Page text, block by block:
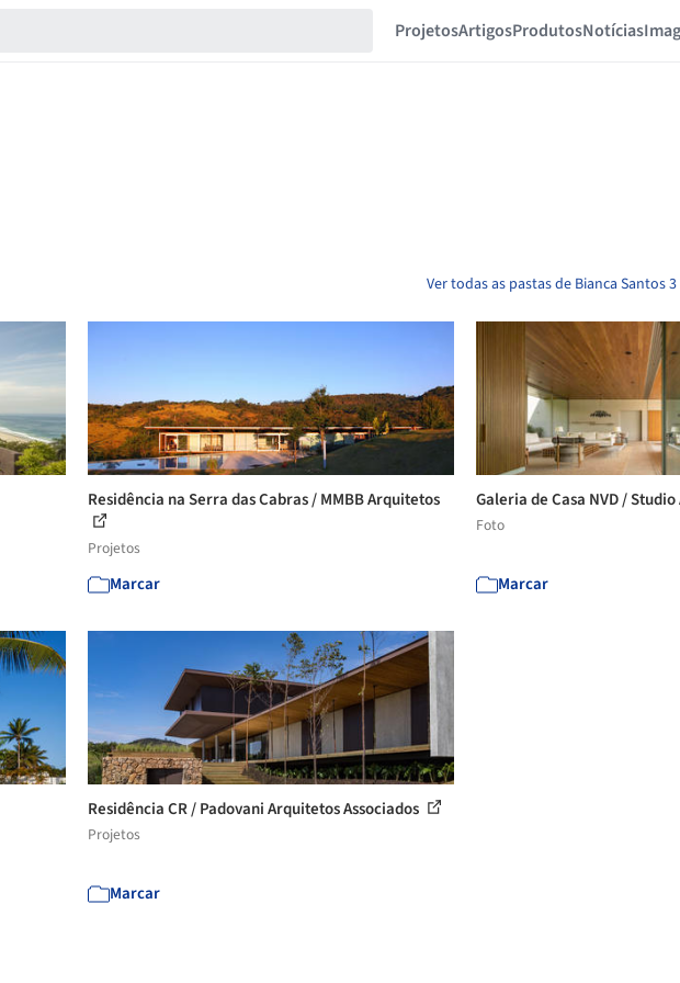
ProjetosArtigosProdutosNotícias
Ver todas as pastas de Bianca Santos 3
Residência na Serra das Cabras / MMBB Arquitetos
Projetos
Marcar
Galeria de Casa NVD /
Foto
Marcar
Residência CR / Padovani Arquitetos Associados
Projetos
Marcar